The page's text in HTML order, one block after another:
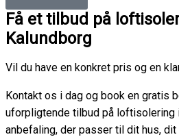
Få et tilbud på
Kalundborg
Vil du have en konkret pris og en
Kontakt os i dag og book en gratis
uforpligtende tilbud på loftisolering
anbefaling, der passer til dit hus,